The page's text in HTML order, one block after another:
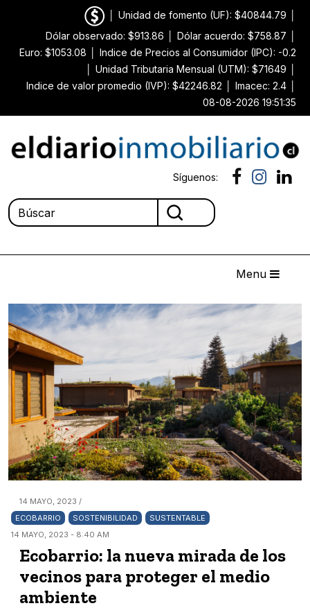
Unidad de fomento (UF): $40844.79
Dólar observado: $913.86
Dólar acuerdo: $758.87
Euro: $1053.08
Indice de Precios al Consumidor (IPC): -0.2
Unidad Tributaria Mensual (UTM): $71649
Indice de valor promedio (IVP): $42246.82
Imacec: 2.4
08-08-2026 19:51:35
Síguenos:
Menu
14 MAYO, 2023 /
ECOBARRIO
SOSTENIBILIDAD
SUSTENTABLE
14 MAYO, 2023 - 8:40 AM
Ecobarrio: la nueva mirada de los
vecinos para proteger el medio
ambiente